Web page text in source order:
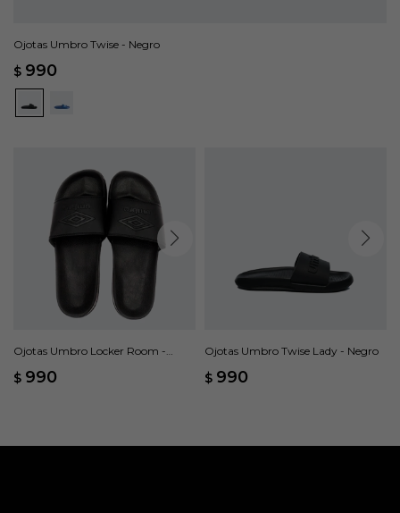
Ojotas Umbro Twise - Negro
$ 990
Ojotas Umbro Locker Room -
$ 990
Ojotas Umbro Twise Lady - Negro
$ 990